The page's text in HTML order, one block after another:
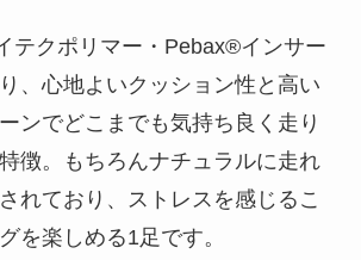
テクポリマー・Pebax®インサー
、心地よいクッション性と高い
ンでどこまでも気持ち良く走り
徴。もちろんナチュラルに走れ
れており、ストレスを感じるこ
を楽しめる1足です。